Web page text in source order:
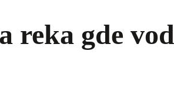
reka gde